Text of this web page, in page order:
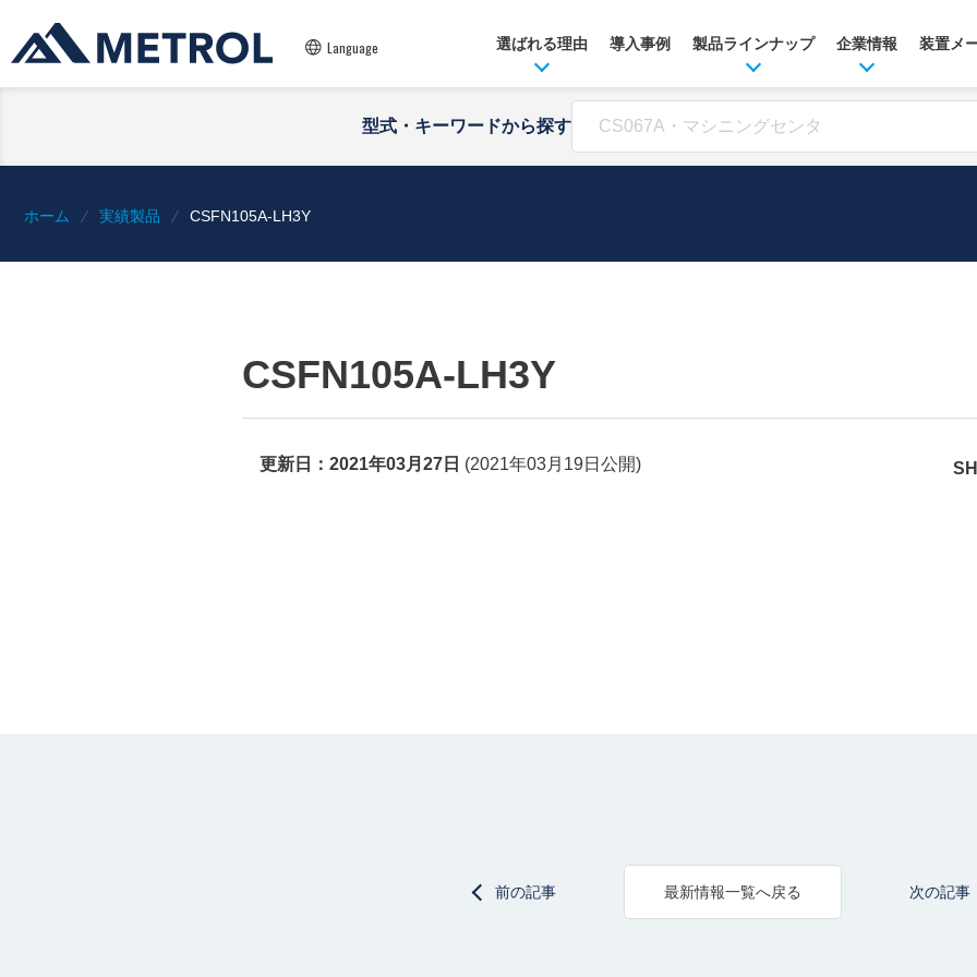
Language 選ばれる理由 導入事例 製品ラインナップ 企業情報 装置メ
型式・キーワードから探す
ホーム 実績製品 CSFN105A-LH3Y
CSFN105A-LH3Y
更新日： 2021年03月27日 (2021年03月19日 公開)
前の記事 最新情報一覧へ戻る 次の記事